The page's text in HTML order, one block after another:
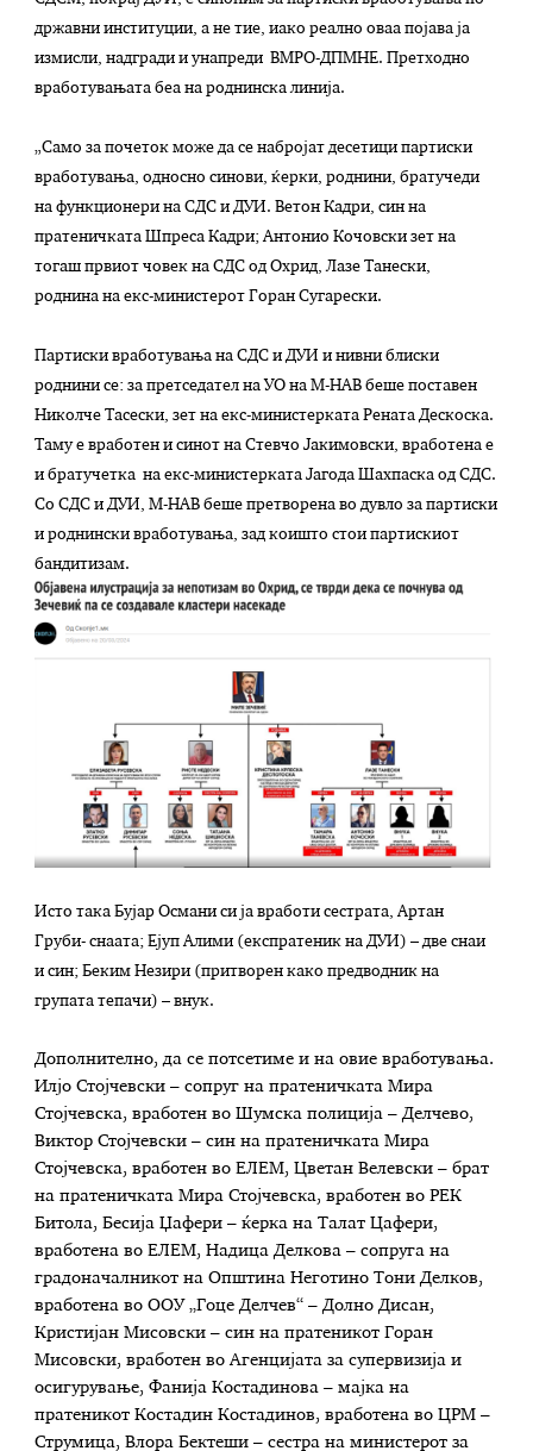
државни институции, а не тие, иако реално оваа појава ја
измисли, надгради и унапреди ВМРО-ДПМНЕ. Претходно
вработувањата беа на роднинска линија.
„Само за почеток може да се набројат десетици партиски
вработувања, односно синови, ќерки, роднини, братучеди
на функционери на СДС и ДУИ. Ветон Кадри, син на
пратеничката Шпреса Кадри; Антонио Кочовски зет на
тогаш првиот човек на СДС од Охрид, Лазе Танески,
роднина на екс-министерот Горан Сугарески.
Партиски вработувања на СДС и ДУИ и нивни блиски
роднини се: за претседател на УО на М-НАВ беше поставен
Николче Тасески, зет на екс-министерката Рената Дескоска.
Таму е вработен и синот на Стевчо Јакимовски, вработена е
и братучетка на екс-министерката Јагода Шахпаска од СДС.
Со СДС и ДУИ, М-НАВ беше претворена во дувло за партиски
и роднински вработувања, зад коишто стои партискиот
бандитизам.
Исто така Бујар Османи си ја вработи сестрата, Артан
Груби- снаата; Ејуп Алими (експратеник на ДУИ) – две снаи
и син; Беким Незири (притворен како предводник на
групата тепачи) – внук.
Дополнително, да се потсетиме и на овие вработувања.
Илјо Стојчевски – сопруг на пратеничката Мира
Стојчевска, вработен во Шумска полиција – Делчево,
Виктор Стојчевски – син на пратеничката Мира
Стојчевска, вработен во ЕЛЕМ, Цветан Велевски – брат
на пратеничката Мира Стојчевска, вработен во РЕК
Битола, Бесија Џафери – ќерка на Талат Цафери,
вработена во ЕЛЕМ, Надица Делкова – сопруга на
градоначалникот на Општина Неготино Тони Делков,
вработена во ООУ „Гоце Делчев“ – Долно Дисан,
Кристијан Мисовски – син на пратеникот Горан
Мисовски, вработен во Агенцијата за супервизија и
осигурување, Фанија Костадинова – мајка на
пратеникот Костадин Костадинов, вработена во ЦРМ –
Струмица, Влора Бектеши – сестра на министерот за